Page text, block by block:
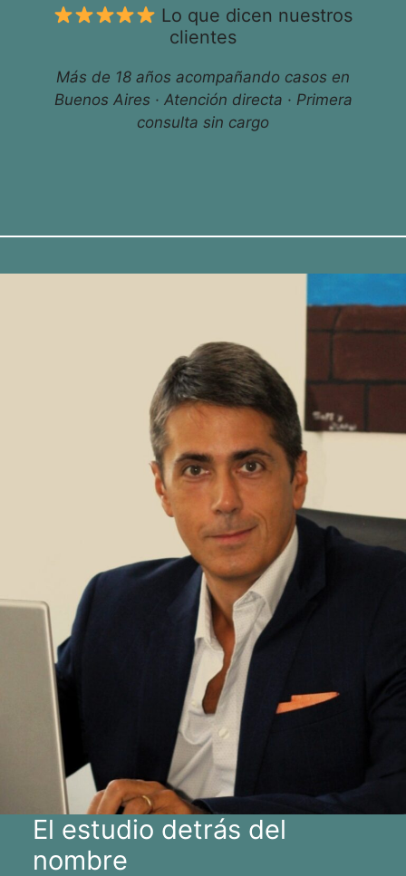
Lo que dicen nuestros
clientes
Más de 18 años acompañando casos en
Buenos Aires · Atención directa · Primera
consulta sin cargo
El estudio detrás del
nombre